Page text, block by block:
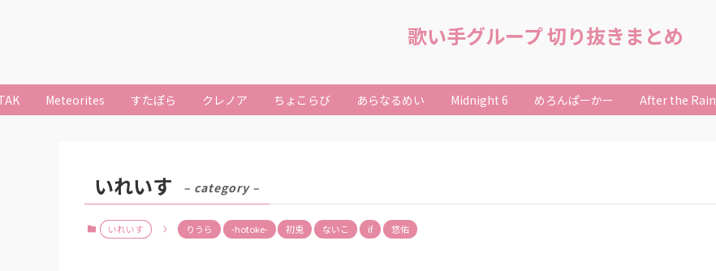
歌い手グループ 切り抜きまとめ
Meteorites すたぽら クレノア ちょこらび あらなるめい Midnight 6 めろんぱーかー After the Rain
いれいす – category –
いれいす りうら -hotoke- 初兎 ないこ if 悠佑